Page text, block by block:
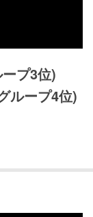
ープ3位)
ループ4位)